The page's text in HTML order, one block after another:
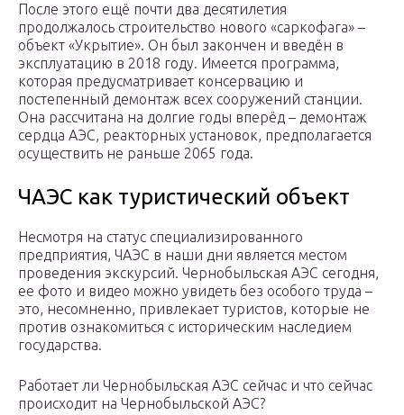
После этого ещё почти два десятилетия
продолжалось строительство нового «саркофага» –
объект «Укрытие». Он был закончен и введён в
эксплуатацию в 2018 году. Имеется программа,
которая предусматривает консервацию и
постепенный демонтаж всех сооружений станции.
Она рассчитана на долгие годы вперёд – демонтаж
сердца АЭС, реакторных установок, предполагается
осуществить не раньше 2065 года.
ЧАЭС как туристический объект
Несмотря на статус специализированного
предприятия, ЧАЭС в наши дни является местом
проведения экскурсий. Чернобыльская АЭС сегодня,
ее фото и видео можно увидеть без особого труда –
это, несомненно, привлекает туристов, которые не
против ознакомиться с историческим наследием
государства.
Работает ли Чернобыльская АЭС сейчас и что сейчас
происходит на Чернобыльской АЭС?